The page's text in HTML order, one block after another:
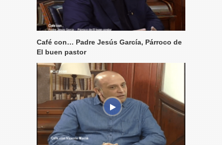
Café con… Padre Jesús García, Párroco de
El buen pastor